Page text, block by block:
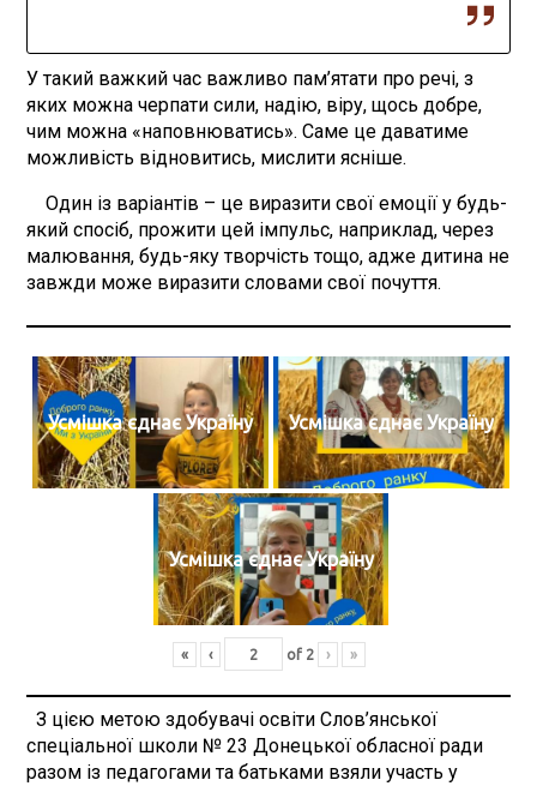
У такий важкий час важливо пам’ятати про речі, з
яких можна черпати сили, надію, віру, щось добре,
чим можна «наповнюватись». Саме це даватиме
можливість відновитись, мислити ясніше.
Один із варіантів – це виразити свої емоції у будь-
який спосіб, прожити цей імпульс, наприклад, через
малювання, будь-яку творчість тощо, адже дитина не
завжди може виразити словами свої почуття.
Усмішка єднає Україну Усмішка єднає Україну
Усмішка єднає Україну
« ‹ of 2 › »
З цією метою здобувачі освіти Слов’янської
спеціальної школи № 23 Донецької обласної ради
разом із педагогами та батьками взяли участь у